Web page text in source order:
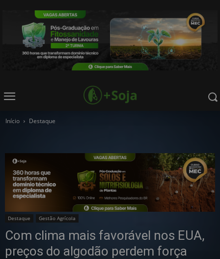
Início Destaque
Destaque Gestão Agrícola
Com clima mais favorável nos EUA,
preços do algodão perdem força